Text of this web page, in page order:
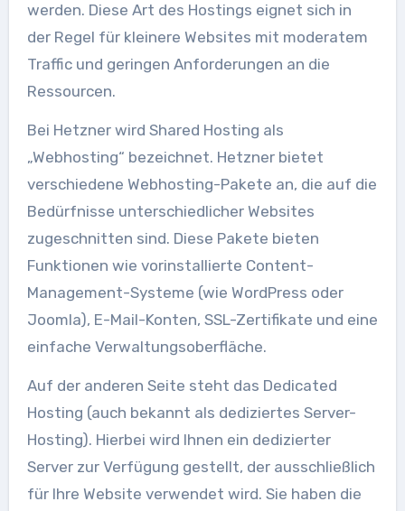
werden. Diese Art des Hostings eignet sich in
der Regel für kleinere Websites mit moderatem
Traffic und geringen Anforderungen an die
Ressourcen.
Bei Hetzner wird Shared Hosting als
„Webhosting“ bezeichnet. Hetzner bietet
verschiedene Webhosting-Pakete an, die auf die
Bedürfnisse unterschiedlicher Websites
zugeschnitten sind. Diese Pakete bieten
Funktionen wie vorinstallierte Content-
Management-Systeme (wie WordPress oder
Joomla), E-Mail-Konten, SSL-Zertifikate und eine
einfache Verwaltungsoberfläche.
Auf der anderen Seite steht das Dedicated
Hosting (auch bekannt als dediziertes Server-
Hosting). Hierbei wird Ihnen ein dedizierter
Server zur Verfügung gestellt, der ausschließlich
für Ihre Website verwendet wird. Sie haben die